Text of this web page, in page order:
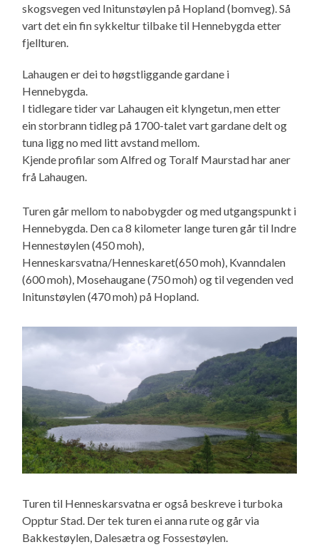
skogsvegen ved Initunstøylen på Hopland (bomveg). Så
vart det ein fin sykkeltur tilbake til Hennebygda etter
fjellturen.
Lahaugen er dei to høgstliggande gardane i
Hennebygda.
I tidlegare tider var Lahaugen eit klyngetun, men etter
ein storbrann tidleg på 1700-talet vart gardane delt og
tuna ligg no med litt avstand mellom.
Kjende profilar som Alfred og Toralf Maurstad har aner
frå Lahaugen.
Turen går mellom to nabobygder og med utgangspunkt i
Hennebygda. Den ca 8 kilometer lange turen går til Indre
Hennestøylen (450 moh),
Henneskarsvatna/Henneskaret(650 moh), Kvanndalen
(600 moh), Mosehaugane (750 moh) og til vegenden ved
Initunstøylen (470 moh) på Hopland.
Turen til Henneskarsvatna er også beskreve i turboka
Opptur Stad. Der tek turen ei anna rute og går via
Bakkestøylen, Dalesætra og Fossestøylen.